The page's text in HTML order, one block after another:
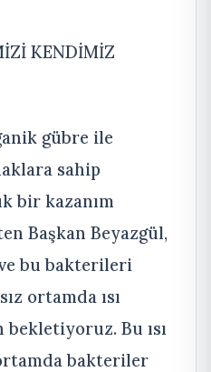
KENDİMİZ
gübre ile
sahip
bir kazanım
Başkan Beyazgül,
ve bu bakterileri
ortamda ısı
Bu ısı
bakteriler